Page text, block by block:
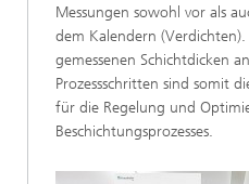
Messungen sowohl vor als
dem Kalendern
gemessenen Schichtdicken
Prozessschritten sind somit
für die Regelung und
Beschichtungsprozesses.